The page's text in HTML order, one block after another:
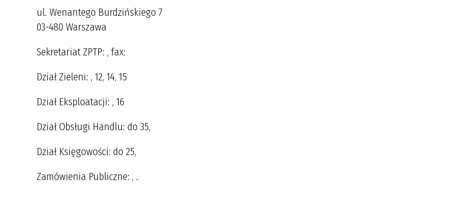
ul. Wenantego Burdzińskiego 7
03-480 Warszawa
Sekretariat ZPTP: , fax:
Dział Zieleni: , 12, 14, 15
Dział Eksploatacji: , 16
Dział Obsługi Handlu: do 35,
Dział Księgowości: do 25,
Zamówienia Publiczne: , .